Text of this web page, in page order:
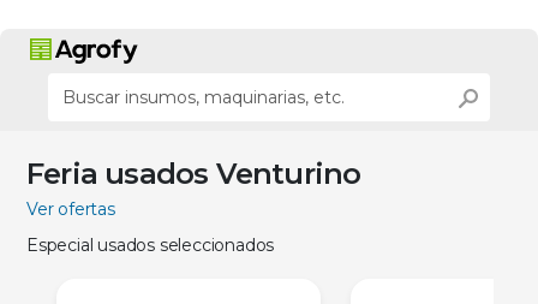
Feria usados Venturino
Ver ofertas
Especial usados seleccionados